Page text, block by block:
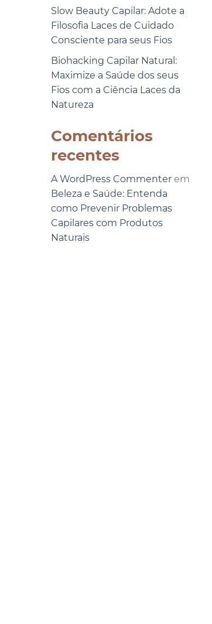
Slow Beauty Capilar: Adote a
Filosofia Laces de Cuidado
Consciente para seus Fios
Biohacking Capilar Natural:
Maximize a Saúde dos seus
Fios com a Ciência Laces da
Natureza
Comentários
recentes
A WordPress Commenter em
Beleza e Saúde: Entenda
como Prevenir Problemas
Capilares com Produtos
Naturais